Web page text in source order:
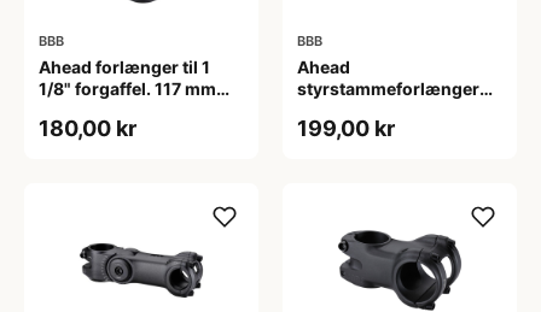
BBB
Ahead forlænger til 1
1/8" forgaffel. 117 mm
180,00 kr
BBB
Ahead
styrstammeforlænger
199,00 kr